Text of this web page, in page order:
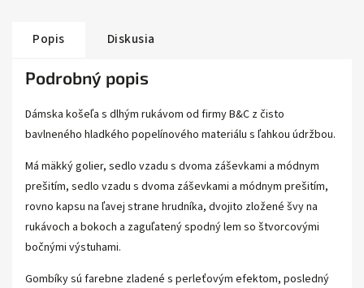
Popis Diskusia
Podrobný popis
Dámska košeľa s dlhým rukávom od firmy B&C z čisto
bavlneného hladkého popelínového materiálu s ľahkou údržbou.
Má mäkký golier, sedlo vzadu s dvoma záševkami a módnym
prešitím, sedlo vzadu s dvoma záševkami a módnym prešitím,
rovno kapsu na ľavej strane hrudníka, dvojito zložené švy na
rukávoch a bokoch a zaguľatený spodný lem so štvorcovými
bočnými výstuhami.
Gombíky sú farebne zladené s perleťovým efektom, posledný